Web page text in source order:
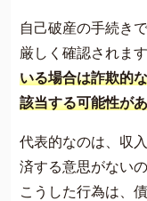
自己破産の手続き
厳しく確認されます
いる場合は詐欺的
該当する可能性が
代表的なのは、収
済する意思がない
こうした行為は、